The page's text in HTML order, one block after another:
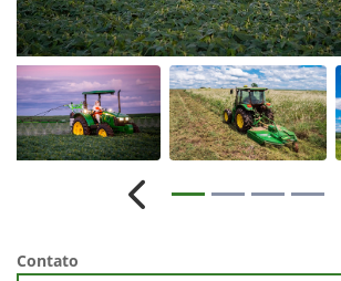
Anterior
Contato